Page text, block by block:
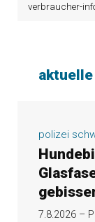
verbraucher-
polizei
7.8.2026 –